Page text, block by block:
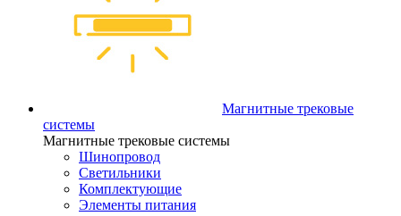
Магнитные трековые
системы
Магнитные трековые системы
Шинопровод
Светильники
Комплектующие
Элементы питания